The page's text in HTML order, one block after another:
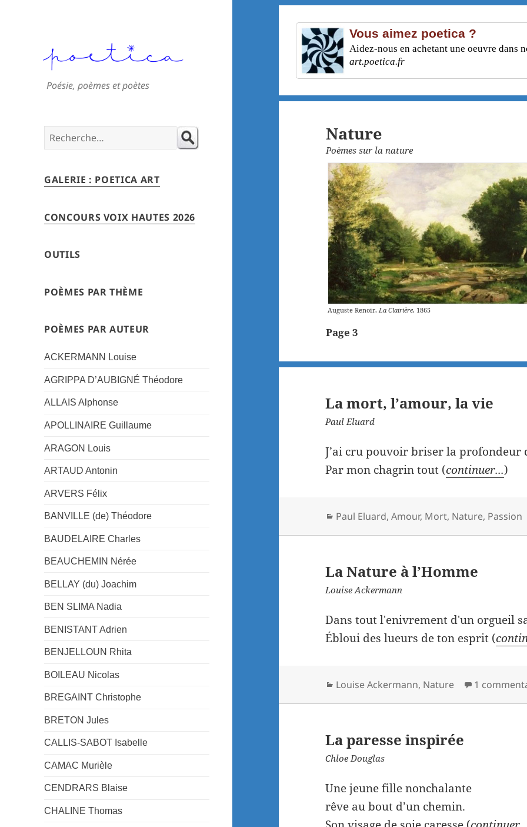
Poésie, poèmes et poètes
Search
for:
GALERIE : POETICA ART
CONCOURS VOIX HAUTES 2026
OUTILS
POÈMES PAR THÈME
POÈMES PAR AUTEUR
ACKERMANN Louise
AGRIPPA D’AUBIGNÉ Théodore
ALLAIS Alphonse
APOLLINAIRE Guillaume
ARAGON Louis
ARTAUD Antonin
ARVERS Félix
BANVILLE (de) Théodore
BAUDELAIRE Charles
BEAUCHEMIN Nérée
BELLAY (du) Joachim
BEN SLIMA Nadia
BENISTANT Adrien
BENJELLOUN Rhita
BOILEAU Nicolas
BREGAINT Christophe
BRETON Jules
CALLIS-SABOT Isabelle
CAMAC Murièle
CENDRARS Blaise
CHALINE Thomas
Vous aimez poetica ?
Aidez-nous en achetant une oeuvre dans
art.poetica.fr
Nature
Poèmes sur la nature
Auguste Renoir, La Clairière, 1865
Page 3
La mort, l’amour, la vie
Paul Eluard
J’ai cru pouvoir briser la profondeur
Par mon chagrin tout (continuer...)
Catégories
Paul Eluard,Amour, Mort, Nature, Passion
La Nature à l’Homme
Louise Ackermann
Dans tout l'enivrement d'un orgueil
Ébloui des lueurs de ton esprit (
Catégories
Louise Ackermann, Nature 1
La paresse inspirée
Chloe Douglas
Une jeune fille nonchalante
rêve au bout d’un chemin.